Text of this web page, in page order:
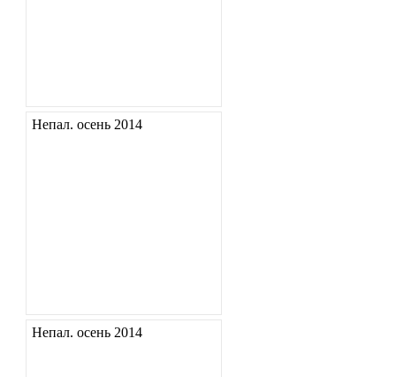
Непал. осень 2014
Непал. осень 2014